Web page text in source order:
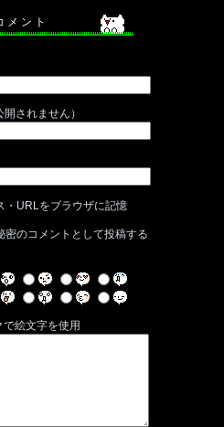
メ ン ト
されません）
・URLをブラウザに記憶
密のコメントとして投稿する
で絵文字を使用